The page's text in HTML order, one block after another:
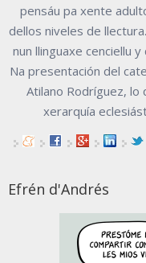
pensáu pa xente
dellos niveles de
nun llinguaxe cenciellu
Na presentación del
Atilano Rodríguez, lo
xerarquía
Efrén d'Andrés